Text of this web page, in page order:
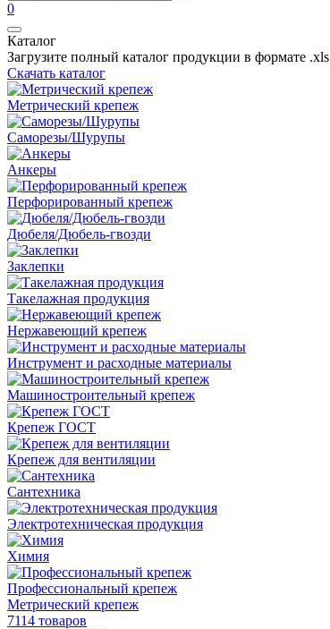
0
Каталог
Загрузите полный каталог продукции в формате .xls
Скачать каталог
Метрический крепеж
Саморезы/Шурупы
Анкеры
Перфорированный крепеж
Дюбеля/Дюбель-гвозди
Заклепки
Такелажная продукция
Нержавеющий крепеж
Инструмент и расходные материалы
Машиностроительный крепеж
Крепеж ГОСТ
Крепеж для вентиляции
Сантехника
Электротехническая продукция
Химия
Профессиональный крепеж
Метрический крепеж
7114 товаров